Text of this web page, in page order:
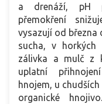
a drenáží, pH
přemokření
vysazují od března
sucha, v horkých
zálivka a mulč z
uplatní
hnojem, u
organické